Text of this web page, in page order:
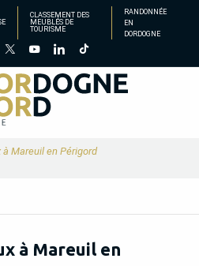
CLASSEMENT DES
MEUBLÉS DE
TOURISME
RANDONNÉE
EN
DORDOGNE
Mareuil en Périgord
à Mareuil en